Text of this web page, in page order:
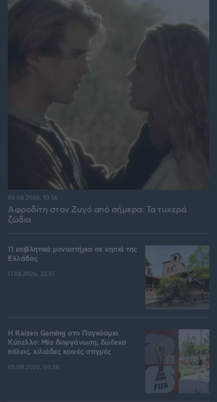
Αφροδίτη στον Ζυγό από σήμερα: Τα τυχερά
ζώδια
06.08.2026, 10:56
11 επιβλητικά μοναστήρια σε νησιά της
Ελλάδας
17.06.2026, 22:51
H Kaizen Gaming στο Παγκόσμιο
Kύπελλο: Μία διοργάνωση, δώδεκα
πόλεις, χιλιάδες κοινές στιγμές
05.08.2026, 08:38